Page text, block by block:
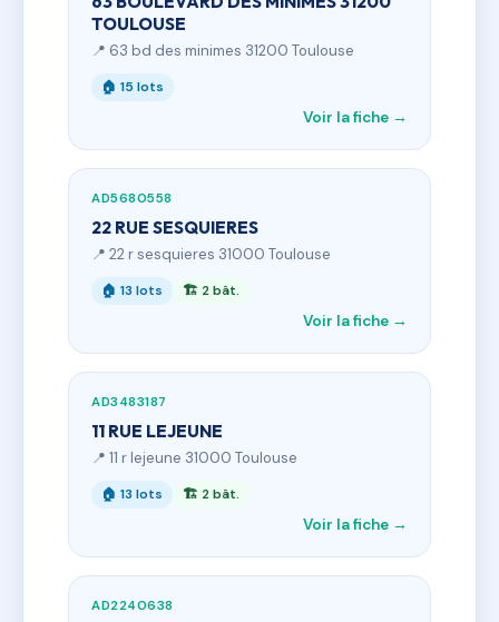
TOULOUSE
📍 63 bd des minimes 31200 Toulouse
🏠 15 lots
Voir la fiche →
AD5680558
22 RUE SESQUIERES
📍 22 r sesquieres 31000 Toulouse
🏠 13 lots 🏗 2 bât.
Voir la fiche →
AD3483187
11 RUE LEJEUNE
📍 11 r lejeune 31000 Toulouse
🏠 13 lots 🏗 2 bât.
Voir la fiche →
AD2240638